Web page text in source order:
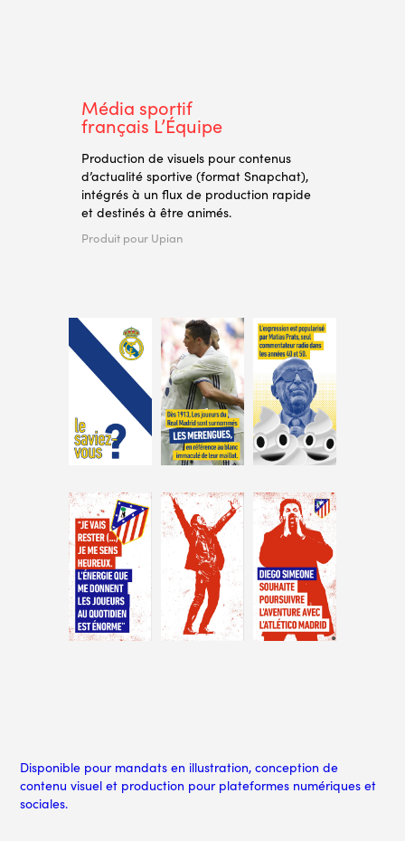
Média sportif
français L’Équipe
Production de visuels pour contenus
d’actualité sportive (format Snapchat),
intégrés à un flux de production rapide
et destinés à être animés.
Produit pour Upian
Disponible pour mandats en illustration, conception de
contenu visuel et production pour plateformes numériques et
sociales.